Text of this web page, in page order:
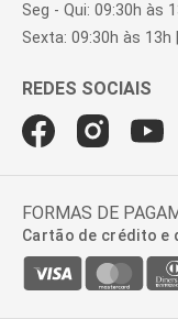
Seg - Qui: 09:30h às
Sexta: 09:30h às 13h
FORMAS DE
Cartão de crédito e